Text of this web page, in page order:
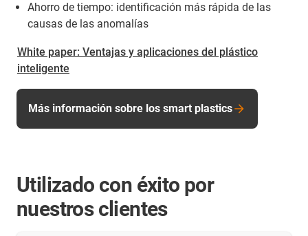
Ahorro de tiempo: identificación más rápida de las
causas de las anomalías
White paper: Ventajas y aplicaciones del plástico
inteligente
Más información sobre los smart plastics
Utilizado con éxito por
nuestros clientes